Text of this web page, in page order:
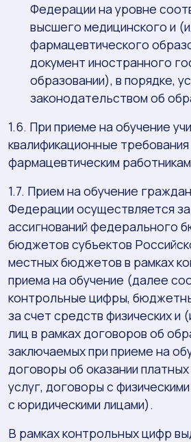
Федерации на уровне
высшего медицинского и
фармацевтического
документ иностранного
образовании), в порядке,
законодательством об
1.6. При приеме на обучение
квалификационные
фармацевтическим
1.7. Прием на обучение
Федерации осуществляется
ассигнований федерального
бюджетов субъектов
местных бюджетов в рамках
приема на обучение (далее
контрольные цифры,
за счет средств физических и
лиц в рамках договоров об
заключаемых при приеме на
договоры об оказании
услуг, договоры с
с юридическими лицами).
В рамках контрольных цифр